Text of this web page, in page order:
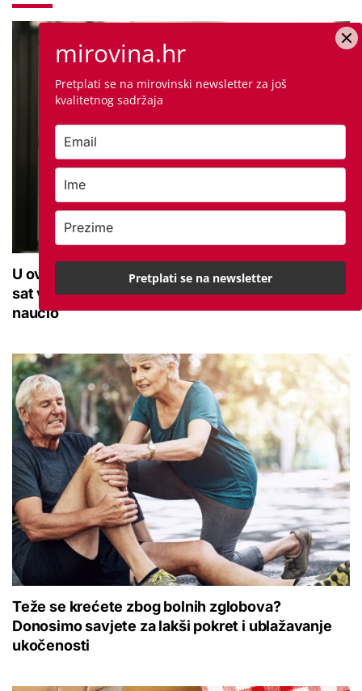
U ovoj optici rade najdetaljniji pregled vida, traje
sat vremena: Bila sam na njemu, evo što me
naučio
Teže se krećete zbog bolnih zglobova?
Donosimo savjete za lakši pokret i ublažavanje
ukočenosti
mirovina.hr
Pretplati se na mirovinski newsletter za još
kvalitetnog sadržaja
Pretplati se na newsletter